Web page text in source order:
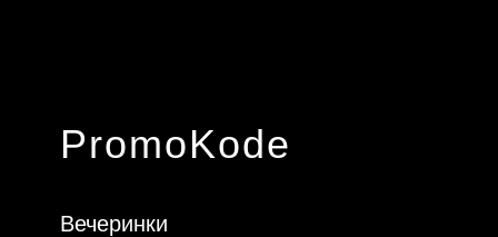
PromoKode
Вечеринки